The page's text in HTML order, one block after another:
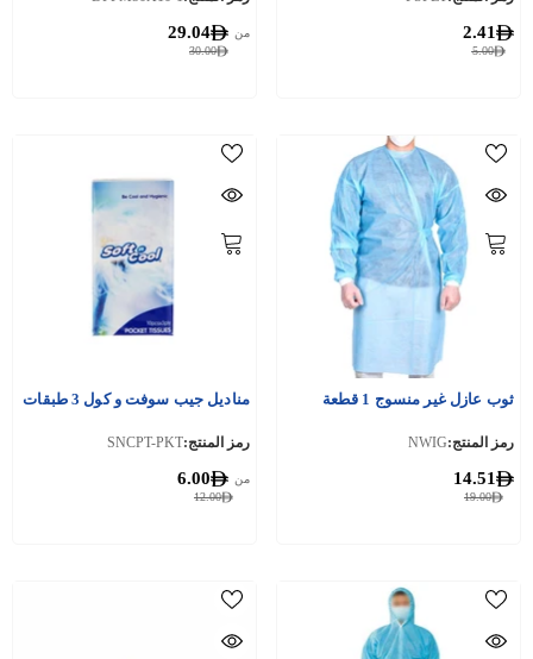
5.00
2.41
30.00
من 29.04
ثوب عازل غير منسوج 1 قطعة
رمز المنتج:NWIG
19.00
14.51
مناديل جيب سوفت و كول 3 طبقات
رمز المنتج:SNCPT-PKT
12.00
من 6.00